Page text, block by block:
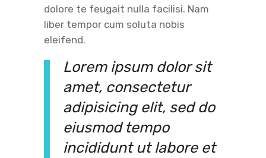
dolore te feugait nulla facilisi. Nam
liber tempor cum soluta nobis
eleifend.
Lorem ipsum dolor sit
amet, consectetur
adipisicing elit, sed do
eiusmod tempo
incididunt ut labore et